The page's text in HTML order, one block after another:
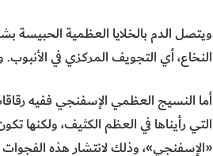
ويتصل الدم بالخلايا العظمية الحبيسة
النخاع، أي التجويف المركزي في
أما النسيج العظمي الإسفنجي ففيه
التي رأيناها في العظم الكثيف،
«الإسفنجي»، وذلك لانتشار هذه